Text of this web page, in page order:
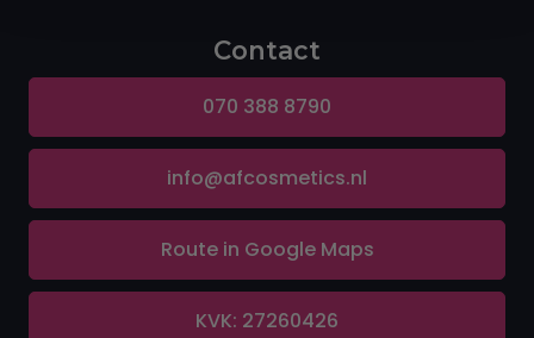
Contact
070 388 8790
info@afcosmetics.nl
Route in Google Maps
KVK: 27260426